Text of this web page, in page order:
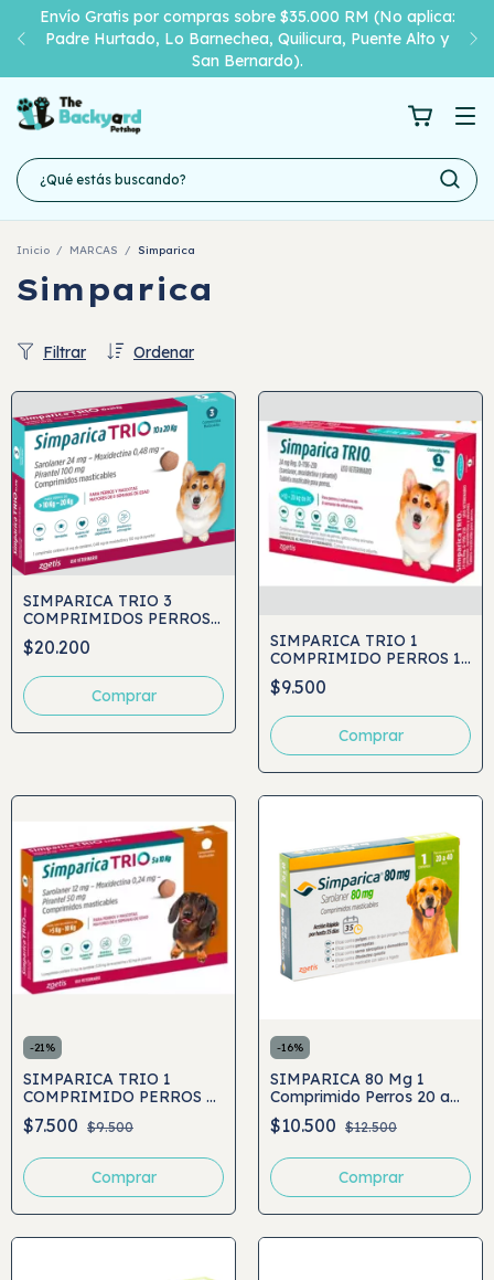
Envío Gratis por compras sobre $35.000 RM (No aplica:
Padre Hurtado, Lo Barnechea, Quilicura, Puente Alto y
San Bernardo).
Inicio / MARCAS / Simparica
Simparica
Ordenar
Filtrar
SIMPARICA TRIO 3
COMPRIMIDOS PERROS
10 A 20 KG
$20.200
SIMPARICA TRIO 1
COMPRIMIDO PERROS 10
A 20 KG
$9.500
-21%
SIMPARICA TRIO 1
COMPRIMIDO PERROS 5
A 10 KG
$7.500 $9.500
-16%
SIMPARICA 80 Mg 1
Comprimido Perros 20 a
40 Kg
$10.500 $12.500